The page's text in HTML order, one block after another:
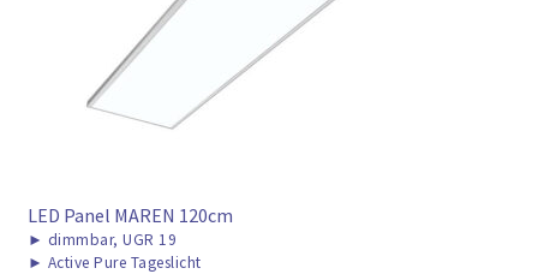
LED Panel MAREN 120cm
► dimmbar, UGR 19
► Active Pure Tageslicht